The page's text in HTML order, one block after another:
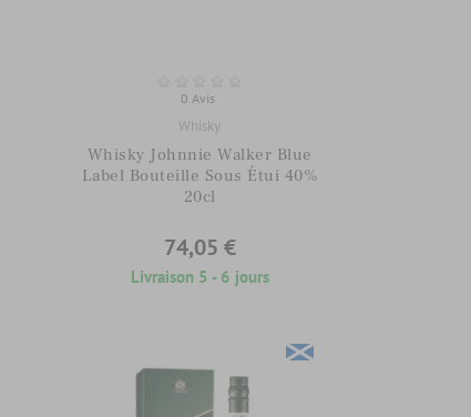
0 Avis
Whisky
Whisky Johnnie Walker Blue
Label Bouteille Sous Étui 40%
20cl
74,05 €
Livraison 5 - 6 jours